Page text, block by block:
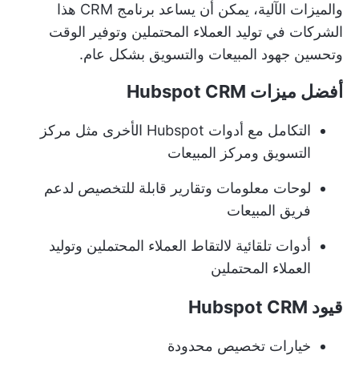
والميزات الآلية، يمكن أن يساعد برنامج CRM هذا
الشركات في توليد العملاء المحتملين وتوفير الوقت
وتحسين جهود المبيعات والتسويق بشكل عام.
أفضل ميزات Hubspot CRM
التكامل مع أدوات Hubspot الأخرى
مثل مركز
التسويق ومركز المبيعات
لوحات معلومات وتقارير قابلة للتخصيص لدعم
فريق المبيعات
أدوات تلقائية لالتقاط العملاء المحتملين وتوليد
العملاء المحتملين
قيود Hubspot CRM
خيارات تخصيص محدودة